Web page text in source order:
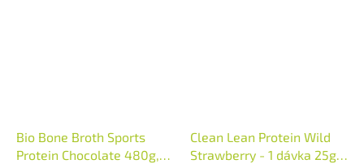
Bio Bone Broth Sports
Protein Chocolate 480g,
Clean Lean Protein Wild
Strawberry - 1 dávka 25g,